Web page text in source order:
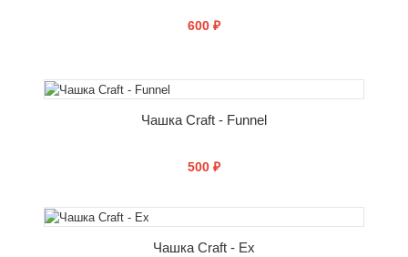
600 ₽
СООБЩИТЬ О ПОСТУПЛЕНИИ
Чашка Craft - Funnel
500 ₽
СООБЩИТЬ О ПОСТУПЛЕНИИ
Чашка Craft - Ex